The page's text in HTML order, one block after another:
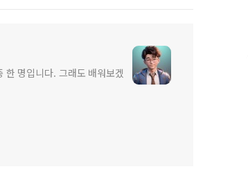
한 명입니다. 그래도 배워보겠